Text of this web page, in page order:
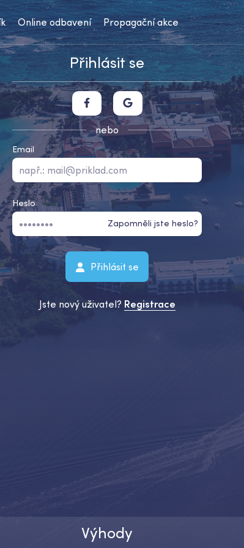
Online odbavení Propagační akce
Přihlásit se
nebo
Email
Heslo
Zapomněli jste heslo?
Přihlásit se
Jste nový uživatel? Registrace
Výhody